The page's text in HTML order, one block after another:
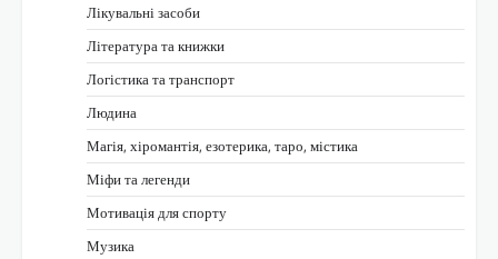
Лікувальні засоби
Література та книжки
Логістика та транспорт
Людина
Магія, хіромантія, езотерика, таро, містика
Міфи та легенди
Мотивація для спорту
Музика